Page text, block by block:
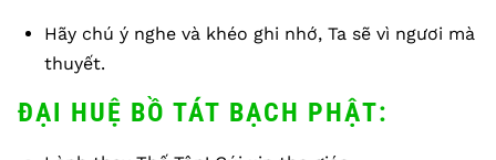
Hãy chú ý nghe và khéo ghi nhớ, Ta sẽ vì ngươi mà
thuyết.
ĐẠI HUỆ BỒ TÁT BẠCH PHẬT: